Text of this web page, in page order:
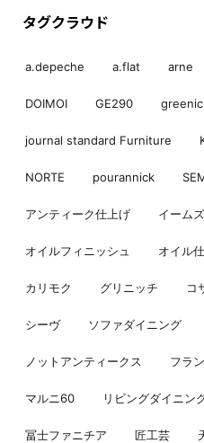
タグクラウド
a.depeche a.flat arne
DOIMOI GE290
journal standard Furniture
NORTE pourannick
アンティーク仕上げ イームズ
オイルフィニッシュ オイル
カリモク グリニッチ コ
シーヴ ソファダイニング
ノットアンティークス フラ
マルニ60 リビングダイニン
冨士ファニチア 匠工芸